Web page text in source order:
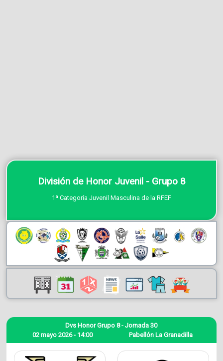
División de Honor Juvenil - Grupo 8
1ª Categoría Juvenil Masculina de la RFEF
02 mayo 2026 - 14:00
Dvs Honor Grupo 8 - Jornada 30
Pabellón La Granadilla